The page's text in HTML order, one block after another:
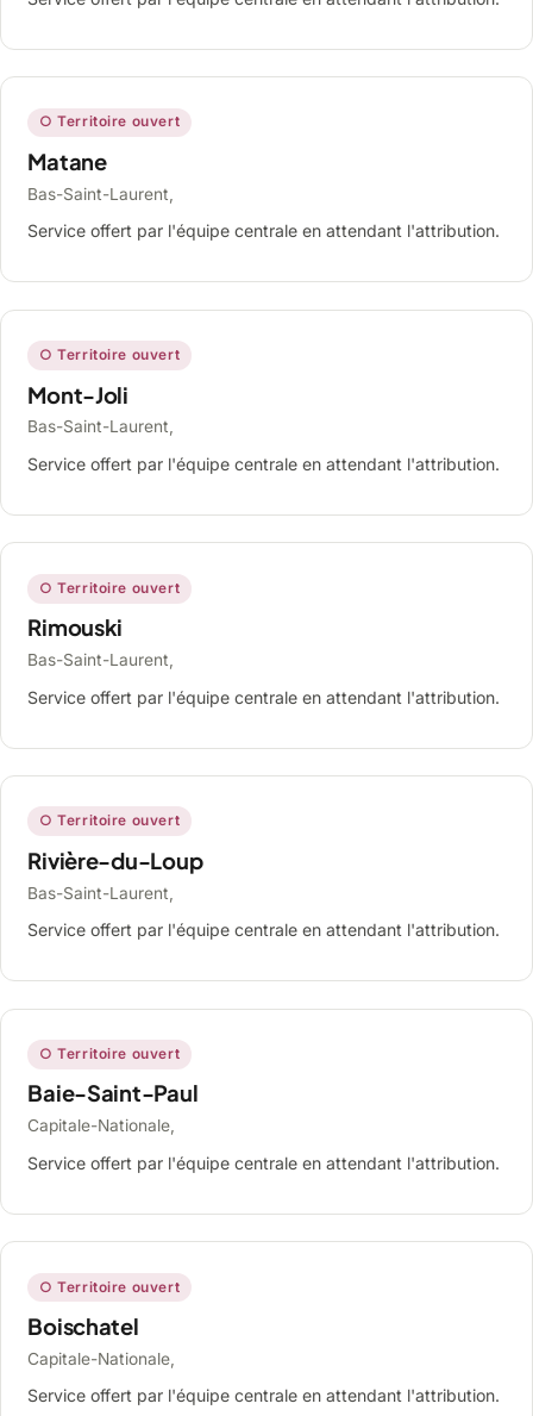
○ Territoire ouvert
Matane
Bas-Saint-Laurent,
Service offert par l'équipe centrale en attendant l'attribution.
○ Territoire ouvert
Mont-Joli
Bas-Saint-Laurent,
Service offert par l'équipe centrale en attendant l'attribution.
○ Territoire ouvert
Rimouski
Bas-Saint-Laurent,
Service offert par l'équipe centrale en attendant l'attribution.
○ Territoire ouvert
Rivière-du-Loup
Bas-Saint-Laurent,
Service offert par l'équipe centrale en attendant l'attribution.
○ Territoire ouvert
Baie-Saint-Paul
Capitale-Nationale,
Service offert par l'équipe centrale en attendant l'attribution.
○ Territoire ouvert
Boischatel
Capitale-Nationale,
Service offert par l'équipe centrale en attendant l'attribution.